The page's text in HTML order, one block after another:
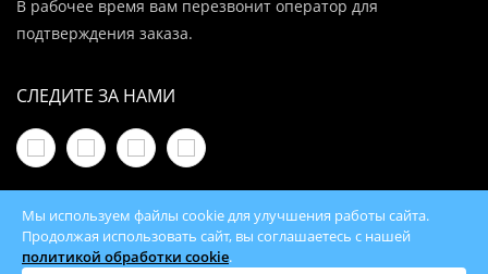
В рабочее время вам перезвонит оператор для
подтверждения заказа.
СЛЕДИТЕ ЗА НАМИ
© 2026 100Kotlov.by — продажа отопительного
Мы используем файлы cookie для улучшения работы сайта.
Продолжая использовать сайт, вы соглашаетесь с нашей
политикой обработки cookie.